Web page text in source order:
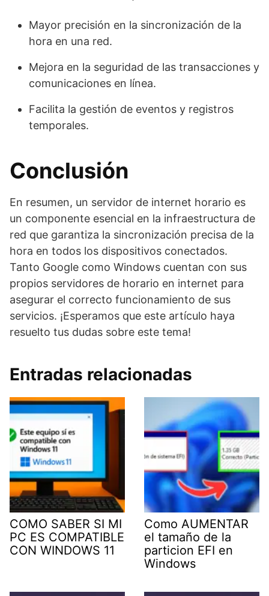
Mayor precisión en la sincronización de la
hora en una red.
Mejora en la seguridad de las transacciones y
comunicaciones en línea.
Facilita la gestión de eventos y registros
temporales.
Conclusión
En resumen, un servidor de internet horario es
un componente esencial en la infraestructura de
red que garantiza la sincronización precisa de la
hora en todos los dispositivos conectados.
Tanto Google como Windows cuentan con sus
propios servidores de horario en internet para
asegurar el correcto funcionamiento de sus
servicios. ¡Esperamos que este artículo haya
resuelto tus dudas sobre este tema!
Entradas relacionadas
COMO SABER SI MI
PC ES COMPATIBLE
CON WINDOWS 11
Como AUMENTAR
el tamaño de la
particion EFI en
Windows